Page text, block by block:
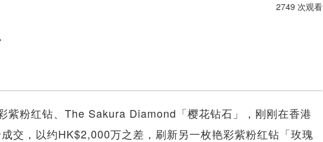
2749 次观看
紫粉红钻、The Sakura Diamond「樱花钻石」，刚刚在香港
交，以约HK$2,000万之差，刷新另一枚艳彩紫粉红钻「玫瑰